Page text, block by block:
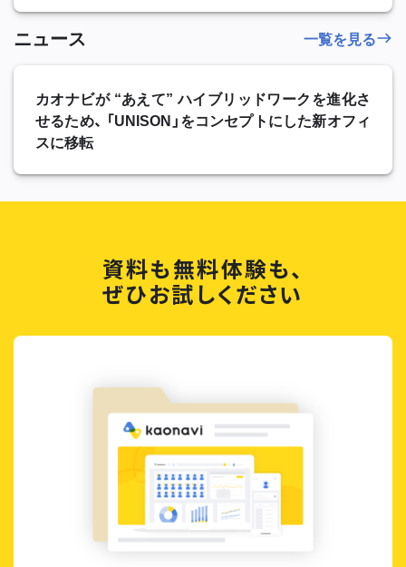
ニュース
カオナビが “あえて” ハイブリッドワークを進化さ
せるため、 「UNISON」をコンセプトにした新オフィ
スに移転
一覧を見る
資料も無料体験も、
ぜひお試しください